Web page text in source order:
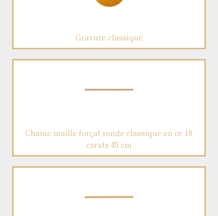
Gravure classique
Chaine maille forçat ronde classique en or 18
carats 45 cm